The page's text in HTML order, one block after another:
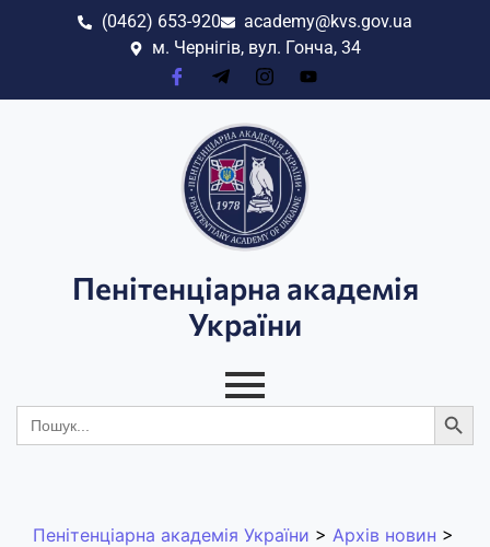
(0462) 653-920
academy@kvs.gov.ua
м. Чернігів, вул. Гонча, 34
Пенітенціарна академія
України
Search
for:
Пенітенціарна академія України > Архів новин >